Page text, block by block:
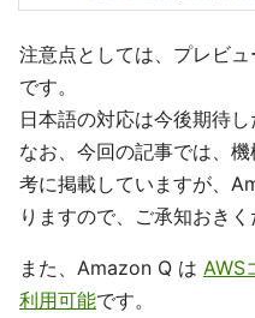
注意点としては、プレビ
です。
日本語の対応は今後期待し
なお、今回の記事では、
考に掲載していますが、
りますので、ご承知おきく
また、Amazon Q は AWS
利用可能です。